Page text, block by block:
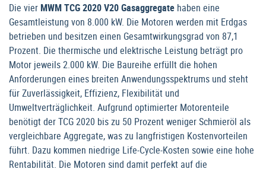
Die vier MWM TCG 2020 V20 Gasaggregate haben eine
Gesamtleistung von 8.000 kW. Die Motoren werden mit Erdgas
betrieben und besitzen einen Gesamtwirkungsgrad von 87,1
Prozent. Die thermische und elektrische Leistung beträgt pro
Motor jeweils 2.000 kW. Die Baureihe erfüllt die hohen
Anforderungen eines breiten Anwendungsspektrums und steht
für Zuverlässigkeit, Effizienz, Flexibilität und
Umweltverträglichkeit. Aufgrund optimierter Motorenteile
benötigt der TCG 2020 bis zu 50 Prozent weniger Schmieröl als
vergleichbare Aggregate, was zu langfristigen Kostenvorteilen
führt. Dazu kommen niedrige Life-Cycle-Kosten sowie eine hohe
Rentabilität. Die Motoren sind damit perfekt auf die